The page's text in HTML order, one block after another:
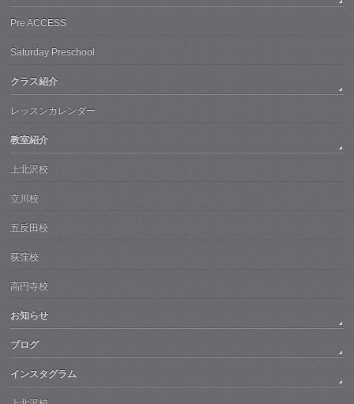
Pre ACCESS
Saturday Preschool
クラス紹介
レッスンカレンダー
教室紹介
上北沢校
立川校
五反田校
荻窪校
高円寺校
お知らせ
ブログ
インスタグラム